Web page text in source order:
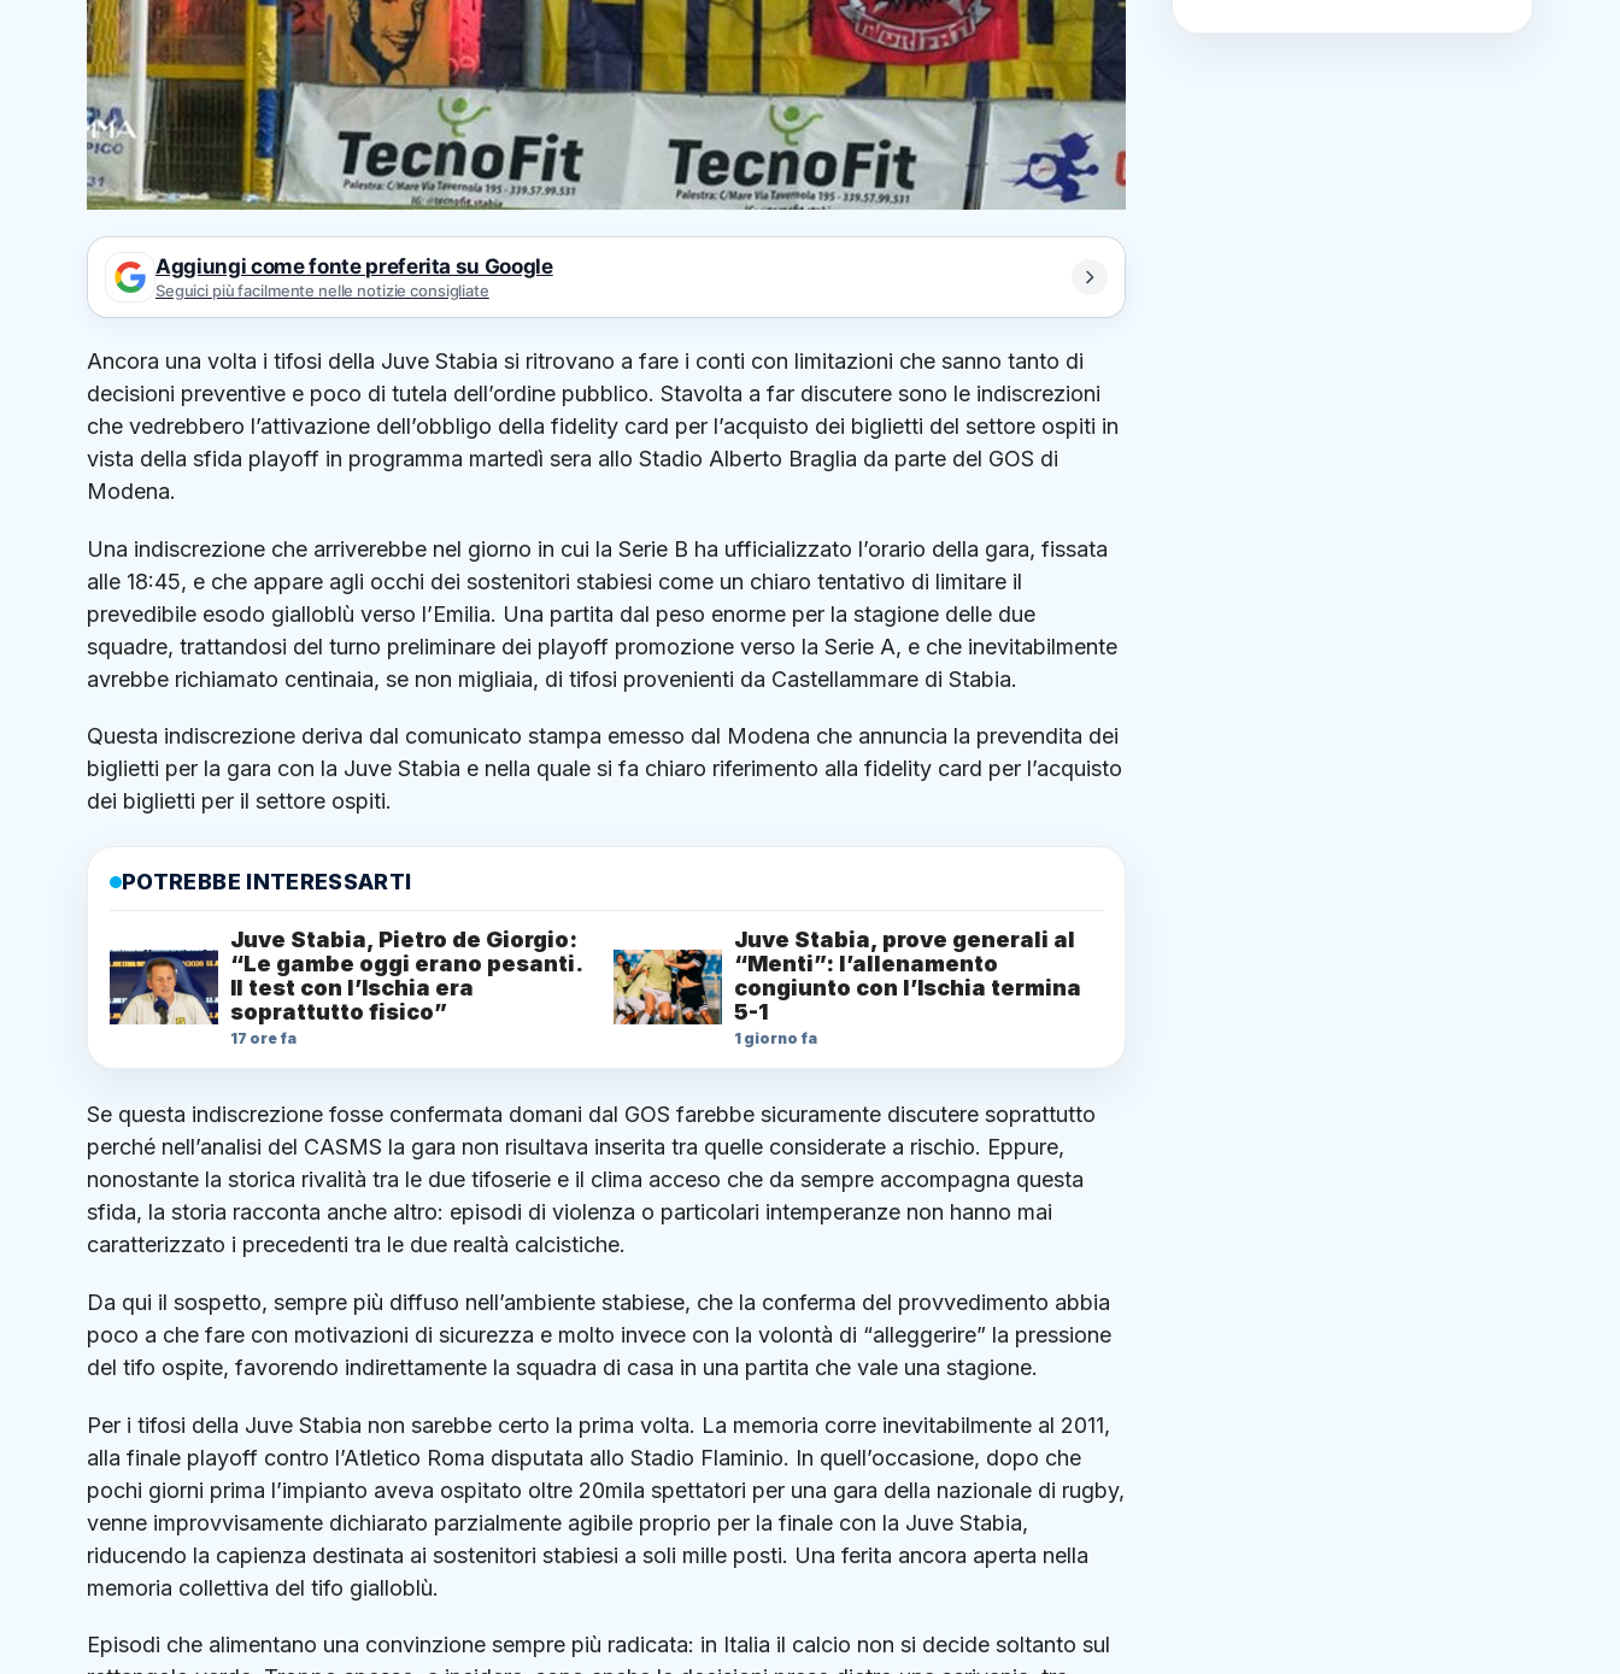
Aggiungi come fonte preferita su Google
Seguici più facilmente nelle notizie consigliate
Ancora una volta i tifosi della Juve Stabia si ritrovano a fare i conti con limitazioni che sanno tanto di
decisioni preventive e poco di tutela dell’ordine pubblico. Stavolta a far discutere sono le indiscrezioni
che vedrebbero l’attivazione dell’obbligo della fidelity card per l’acquisto dei biglietti del settore ospiti in
vista della sfida playoff in programma martedì sera allo Stadio Alberto Braglia da parte del GOS di
Modena.
Una indiscrezione che arriverebbe nel giorno in cui la Serie B ha ufficializzato l’orario della gara, fissata
alle 18:45, e che appare agli occhi dei sostenitori stabiesi come un chiaro tentativo di limitare il
prevedibile esodo gialloblù verso l’Emilia. Una partita dal peso enorme per la stagione delle due
squadre, trattandosi del turno preliminare dei playoff promozione verso la Serie A, e che inevitabilmente
avrebbe richiamato centinaia, se non migliaia, di tifosi provenienti da Castellammare di Stabia.
Questa indiscrezione deriva dal comunicato stampa emesso dal Modena che annuncia la prevendita dei
biglietti per la gara con la Juve Stabia e nella quale si fa chiaro riferimento alla fidelity card per l’acquisto
dei biglietti per il settore ospiti.
POTREBBE INTERESSARTI
Juve Stabia, Pietro de Giorgio:
“Le gambe oggi erano pesanti.
Il test con l’Ischia era
soprattutto fisico”
17 ore fa
Juve Stabia, prove generali al
“Menti”: l’allenamento
congiunto con l’Ischia termina
5-1
1 giorno fa
Se questa indiscrezione fosse confermata domani dal GOS farebbe sicuramente discutere soprattutto
perché nell’analisi del CASMS la gara non risultava inserita tra quelle considerate a rischio. Eppure,
nonostante la storica rivalità tra le due tifoserie e il clima acceso che da sempre accompagna questa
sfida, la storia racconta anche altro: episodi di violenza o particolari intemperanze non hanno mai
caratterizzato i precedenti tra le due realtà calcistiche.
Da qui il sospetto, sempre più diffuso nell’ambiente stabiese, che la conferma del provvedimento abbia
poco a che fare con motivazioni di sicurezza e molto invece con la volontà di “alleggerire” la pressione
del tifo ospite, favorendo indirettamente la squadra di casa in una partita che vale una stagione.
Per i tifosi della Juve Stabia non sarebbe certo la prima volta. La memoria corre inevitabilmente al 2011,
alla finale playoff contro l’Atletico Roma disputata allo Stadio Flaminio. In quell’occasione, dopo che
pochi giorni prima l’impianto aveva ospitato oltre 20mila spettatori per una gara della nazionale di rugby,
venne improvvisamente dichiarato parzialmente agibile proprio per la finale con la Juve Stabia,
riducendo la capienza destinata ai sostenitori stabiesi a soli mille posti. Una ferita ancora aperta nella
memoria collettiva del tifo gialloblù.
Episodi che alimentano una convinzione sempre più radicata: in Italia il calcio non si decide soltanto sul